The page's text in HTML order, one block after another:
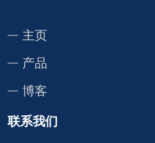
主页
产品
博客
联系我们